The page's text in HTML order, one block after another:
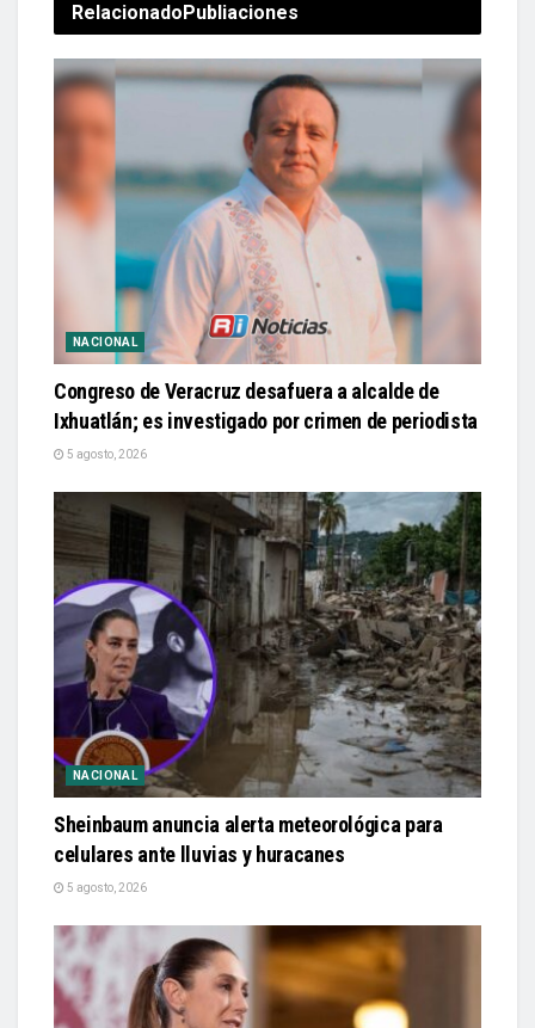
Relacionado Publiaciones
NACIONAL
Congreso de Veracruz desafuera a alcalde de
Ixhuatlán; es investigado por crimen de periodista
5 agosto, 2026
NACIONAL
Sheinbaum anuncia alerta meteorológica para
celulares ante lluvias y huracanes
5 agosto, 2026